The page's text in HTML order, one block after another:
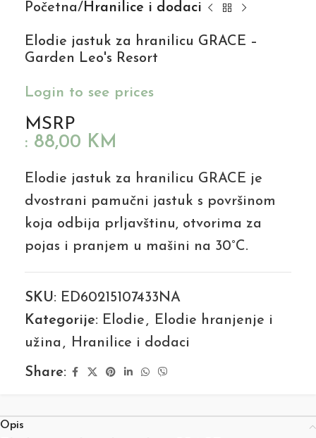
Početna Hranilice i dodaci
Elodie jastuk za hranilicu GRACE –
Garden Leo's Resort
Login to see prices
MSRP
: 88,00 KM
Elodie jastuk za hranilicu GRACE je
dvostrani pamučni jastuk s površinom
koja odbija prljavštinu, otvorima za
pojas i pranjem u mašini na 30°C.
SKU: ED60215107433NA
Kategorije: Elodie , Elodie hranjenje i
užina , Hranilice i dodaci
Share:
Opis